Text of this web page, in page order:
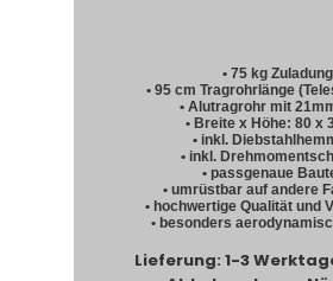
• 75 kg Zuladung
• 95 cm Tragrohrlänge
• Alutragrohr mit
• Breite x Höhe: 80 x
• inkl.
• inkl.
• passgenaue
• umrüstbar auf andere
• hochwertige Qualität und
• besonders
Lieferung: 1-3